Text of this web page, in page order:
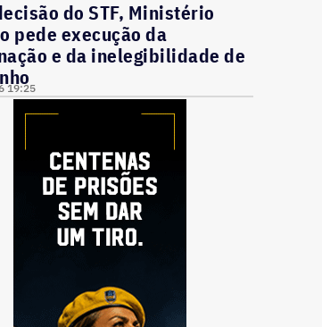
do STF, Ministério
pede execução da
e da inelegibilidade de
19:25